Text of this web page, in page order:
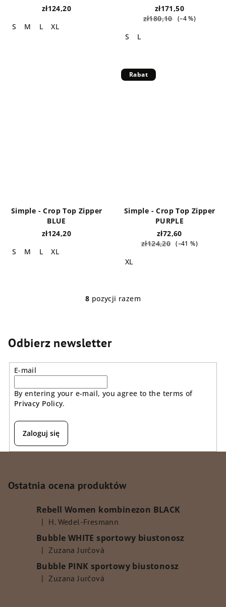
zł124,20
S
M L XL
zł171,50
zł180,10 (–4 %)
S L
Simple - Crop Top Zipper
BLUE
zł124,20
S
M L XL
Rabat
Simple - Crop Top Zipper
PURPLE
zł72,60
zł124,20 (–41 %)
XL
K
o
i
y
8 pozycji razem
Odbierz newsletter
E-mail
By entering your e-mail, you agree to the terms of
Privacy Policy.
Zaloguj się
Ostatnia ocena produktów
Rebell Women kombinezon BLACK
Ocena produktu to 5 na 5 gwiazdek.
| H. Wedel-Fresmann
Bubble WHITE sportowy biustonosz
Ocena produktu to 5 na 5 gwiazdek.
| Zuzana Jurčová
Bubble PINK sportowy biustonosz
Ocena produktu to 5 na 5 gwiazdek.
| Zuzana Jurčová